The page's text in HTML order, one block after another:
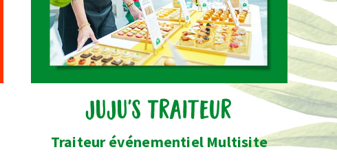
JUJU'S Traiteur
Traiteur événementiel Multisite